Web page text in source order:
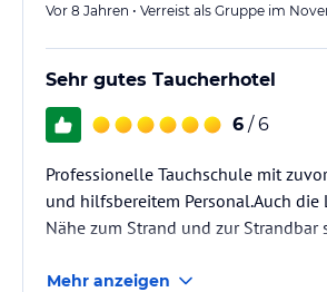
Vor 8 Jahren • Verreist als Gruppe im
Sehr gutes Taucherhotel
6 / 6
Professionelle Tauchschule mit
und hilfsbereitem Personal.Auch die
Nähe zum Strand und zur Strandbar
Mehr anzeigen